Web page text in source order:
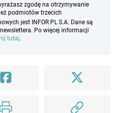
zgodę na otrzymywanie
podmiotów trzecich
jest INFOR PL S.A. Dane są
Po więcej informacji
tutaj.